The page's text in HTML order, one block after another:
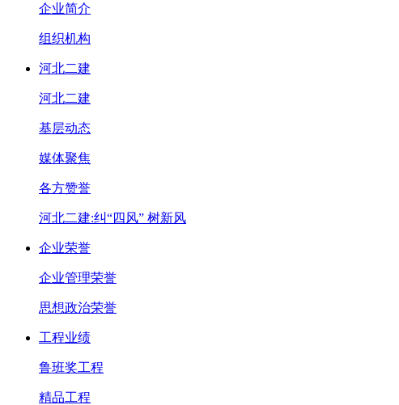
企业简介
组织机构
河北二建
河北二建
基层动态
媒体聚焦
各方赞誉
河北二建:纠“四风” 树新风
企业荣誉
企业管理荣誉
思想政治荣誉
工程业绩
鲁班奖工程
精品工程